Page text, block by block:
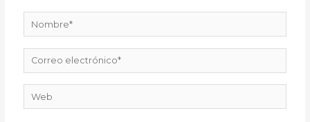
Nombre*
Correo
electrónico*
Web